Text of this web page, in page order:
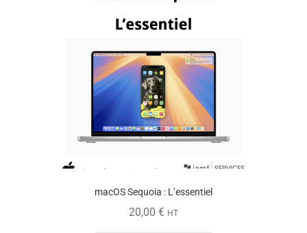
macOS Sequoia : L’essentiel
20,00 € HT